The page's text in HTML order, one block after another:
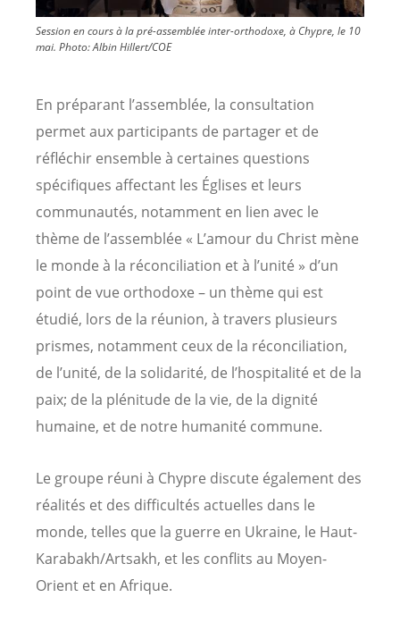
Session en cours à la pré-assemblée inter-orthodoxe, à Chypre, le 10
mai. Photo:Albin Hillert/COE
En préparant l’assemblée, la consultation
permet aux participants de partager et de
réfléchir ensemble à certaines questions
spécifiques affectant les Églises et leurs
communautés, notamment en lien avec le
thème de l’assemblée « L’amour du Christ mène
le monde à la réconciliation et à l’unité » d’un
point de vue orthodoxe – un thème qui est
étudié, lors de la réunion, à travers plusieurs
prismes, notamment ceux de la réconciliation,
de l’unité, de la solidarité, de l’hospitalité et de la
paix; de la plénitude de la vie, de la dignité
humaine, et de notre humanité commune.
Le groupe réuni à Chypre discute également des
réalités et des difficultés actuelles dans le
monde, telles que la guerre en Ukraine, le Haut-
Karabakh/Artsakh, et les conflits au Moyen-
Orient et en Afrique.